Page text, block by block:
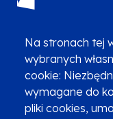
Na stronach tej
wybranych
cookie:
wymagane do
pliki cookies,